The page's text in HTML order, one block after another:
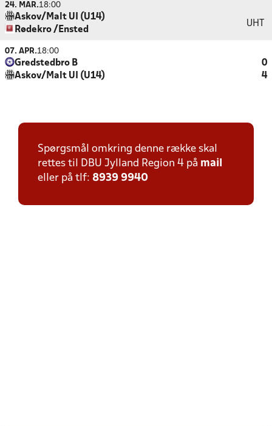
24. MAR.18:00
Askov/Malt UI (U14)
Rødekro /Ensted
UHT
07. APR.18:00
Gredstedbro B
0
Askov/Malt UI (U14)
4
Spørgsmål omkring denne række skal
rettes til DBU Jylland Region 4 på mail
eller på tlf: 8939 9940